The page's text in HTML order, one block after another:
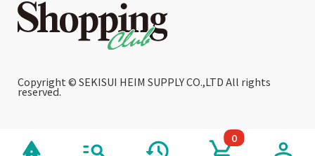
Copyright © SEKISUI HEIM SUPPLY CO.,LTD All rights
reserved.
0